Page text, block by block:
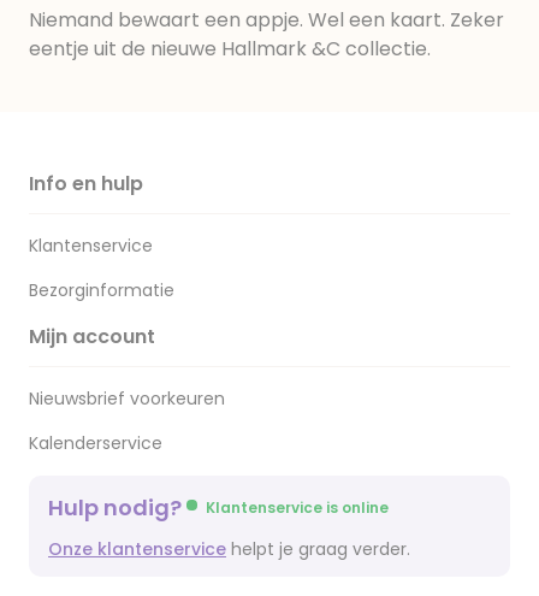
Niemand bewaart een appje. Wel een kaart. Zeker
eentje uit de nieuwe Hallmark &C collectie.
Info en hulp
Klantenservice
Bezorginformatie
Mijn account
Nieuwsbrief voorkeuren
Kalenderservice
Hulp nodig? Klantenservice is online
Onze klantenservice helpt je graag verder.